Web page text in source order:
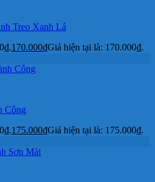
Treo Xanh Lá
170.000₫Giá hiện tại là: 170.000₫.
Công
175.000₫Giá hiện tại là: 175.000₫.